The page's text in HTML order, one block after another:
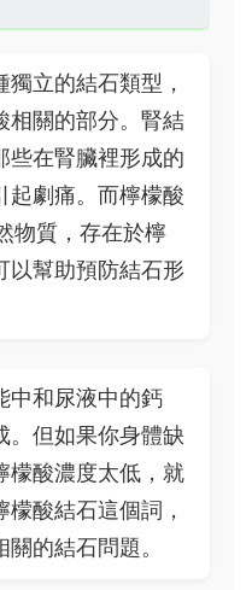
立的結石類型，
相關的部分。腎結
些在腎臟裡形成的
起劇痛。而檸檬酸
物質，存在於檸
以幫助預防結石形
中和尿液中的鈣
。但如果你身體缺
檬酸濃度太低，就
酸結石這個詞，
的結石問題。